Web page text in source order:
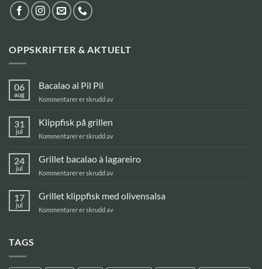
OPPSKRIFTER & AKTUELT
06
aug
Bacalao al Pil Pil
Kommentarer er skrudd avfor
31
jul
Klippfisk på grillen
Kommentarer er skrudd avfor
grillen
24
jul
Grillet bacalao à lagareiro
Kommentarer er skrudd avfor
bacalao
17
jul
Grillet klippfisk med olivensalsa
Kommentarer er skrudd avfor
TAGS